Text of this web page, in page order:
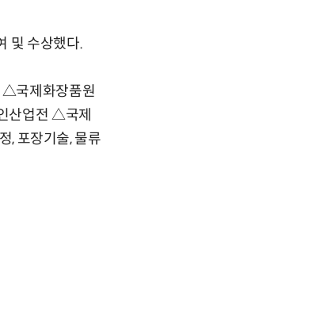
및 수상했다.
△국제화장품원
산업전 △국제
, 포장기술, 물류